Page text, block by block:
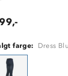
farge: Dress